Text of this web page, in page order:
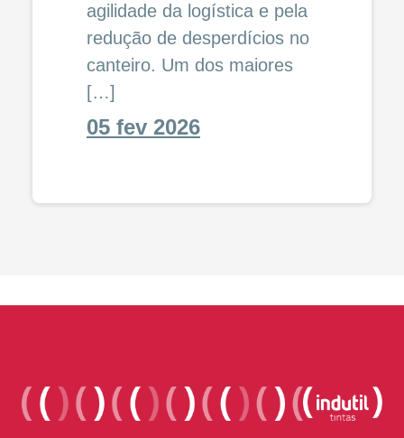
agilidade da logística e pela
redução de desperdícios no
canteiro. Um dos maiores
[…]
05 fev 2026